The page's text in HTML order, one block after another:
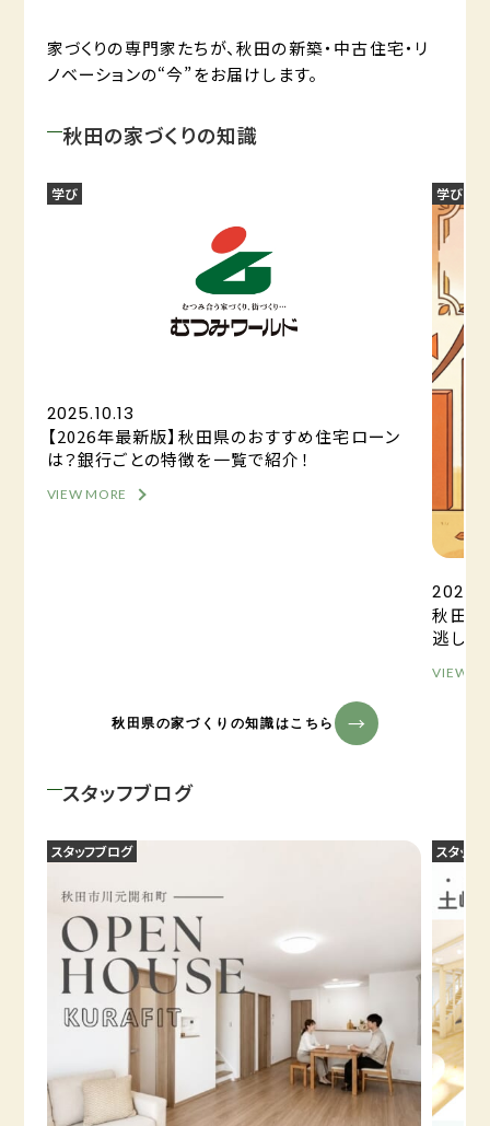
家づくりの専門家たちが、秋田の新築・中古住宅・リ
ノベーションの“今”をお届けします。
秋田の家づくりの知識
学び
2025.10.13
【2026年最新版】秋田県のおすすめ住宅ローン
は？銀行ごとの特徴を一覧で紹介！
VIEW MORE
学び
秋田の
逃しが
VIEW
秋田県の家づくりの知識はこちら
スタッフブログ
スタッフブログ スタッフ